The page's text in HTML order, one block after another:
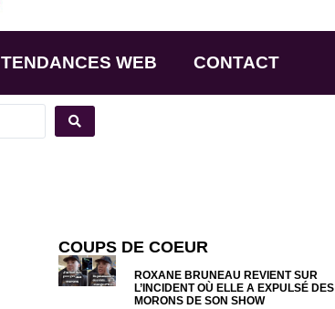
TENDANCES WEB CONTACT
COUPS DE COEUR
ROXANE BRUNEAU REVIENT SUR
L’INCIDENT OÙ ELLE A EXPULSÉ DES
MORONS DE SON SHOW